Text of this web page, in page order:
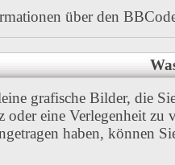
über den
grafische Bilder, die
oder eine Verlegenheit zu
haben, können